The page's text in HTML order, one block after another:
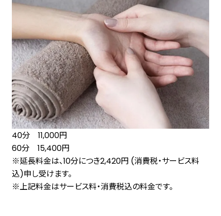
40分 11,000円
60分 15,400円
※延長料金は、10分につき2,420円 (消費税・サービス料
込)申し受けます。
※上記料金はサービス料・消費税込の料金です。